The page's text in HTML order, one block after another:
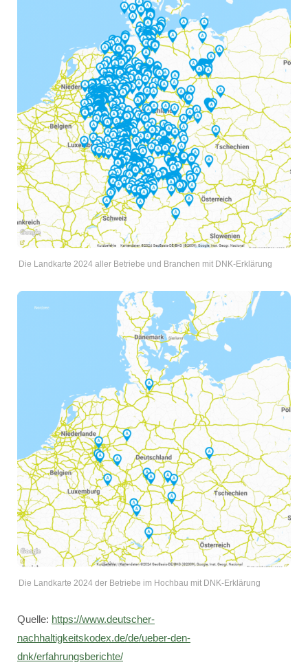
Die Landkarte 2024 aller Betriebe und Branchen mit DNK-Erklärung
Die Landkarte 2024 der Betriebe im Hochbau mit DNK-Erklärung
Quelle: https://www.deutscher-
nachhaltigkeitskodex.de/de/ueber-den-
dnk/erfahrungsberichte/